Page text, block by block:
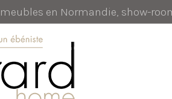
en Normandie, show-